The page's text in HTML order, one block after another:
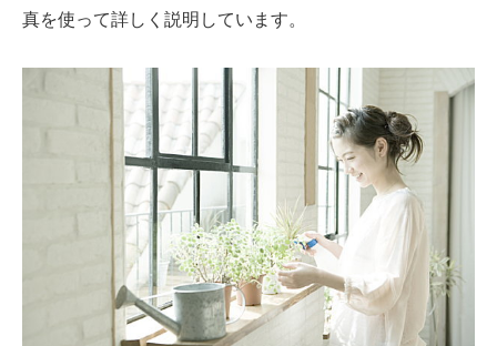
真を使って詳しく説明しています。